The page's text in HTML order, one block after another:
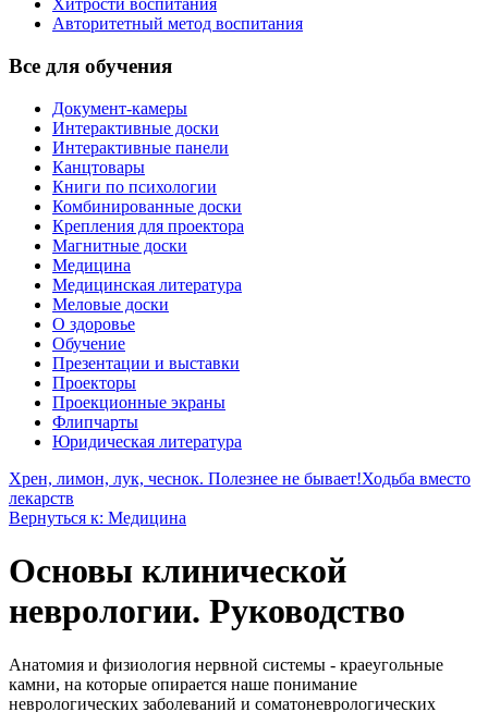
Хитрости воспитания
Авторитетный метод воспитания
Все для обучения
Документ-камеры
Интерактивные доски
Интерактивные панели
Канцтовары
Книги по психологии
Комбинированные доски
Крепления для проектора
Магнитные доски
Медицина
Медицинская литература
Меловые доски
О здоровье
Обучение
Презентации и выставки
Проекторы
Проекционные экраны
Флипчарты
Юридическая литература
Хрен, лимон, лук, чеснок. Полезнее не бывает!Ходьба вместо
лекарств
Вернуться к: Медицина
Основы клинической
неврологии. Руководство
Анатомия и физиология нервной системы - краеугольные
камни, на которые опирается наше понимание
неврологических заболеваний и соматоневрологических